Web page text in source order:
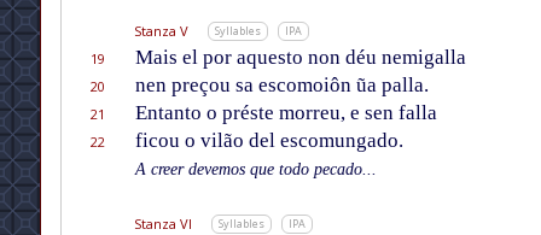
Stanza V Syllables IPA
19 Mais el por aquesto non déu nemigalla
20
nen preçou sa escomoiôn ũa palla.
21
Entanto o préste morreu, e sen falla
22
ficou o vilão del escomungado.
A creer devemos que todo pecado...
Stanza VI Syllables IPA